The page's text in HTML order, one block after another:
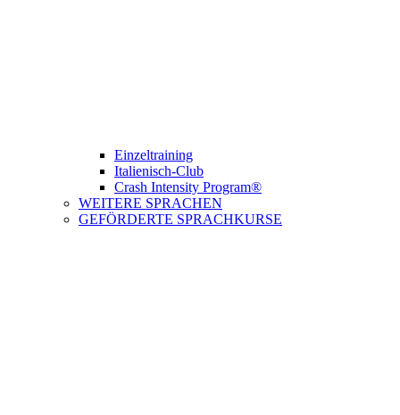
Einzeltraining
Italienisch-Club
Crash Intensity Program®
WEITERE SPRACHEN
GEFÖRDERTE SPRACHKURSE